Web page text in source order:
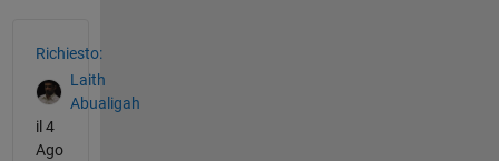
Richiesto:
Laith
Abualigah
il 4
Ago